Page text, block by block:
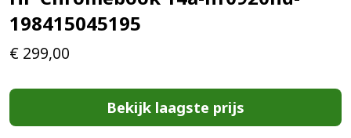
198415045195
€ 299,00
Bekijk laagste prijs